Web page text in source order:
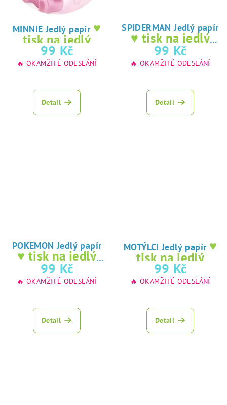
MINNIE Jedlý papír ♥
tisk na jedlý
papír
99 Kč
🔥 OKAMŽITÉ ODESLÁNÍ
Detail
SPIDERMAN Jedlý papír
♥ tisk na jedlý
papír
99 Kč
🔥 OKAMŽITÉ ODESLÁNÍ
Detail
POKEMON Jedlý papír
♥ tisk na jedlý
papír
99 Kč
🔥 OKAMŽITÉ ODESLÁNÍ
Detail
MOTÝLCI Jedlý papír ♥
tisk na jedlý
papír
99 Kč
🔥 OKAMŽITÉ ODESLÁNÍ
Detail